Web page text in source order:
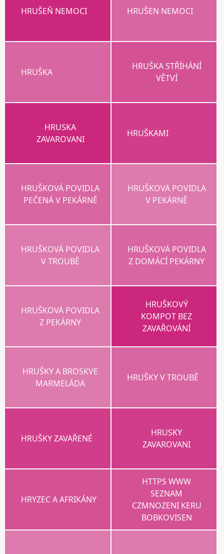
HRUŠEŇ NEMOCI HRUŠEN NEMOCI
HRUŠKA
HRUŠKA STŘÍHÁNÍ
VĚTVÍ
HRUSKA
ZAVAROVANI
HRUŠKAMI
HRUŠKOVÁ POVIDLA
PEČENÁ V PEKÁRNĚ
HRUŠKOVÁ POVIDLA
V PEKÁRNĚ
HRUŠKOVÁ POVIDLA
V TROUBĚ
HRUŠKOVÁ POVIDLA
Z DOMÁCÍ PEKÁRNY
HRUŠKOVÁ POVIDLA
Z PEKÁRNY
HRUŠKOVÝ
KOMPOT BEZ
ZAVAŘOVÁNÍ
HRUŠKY A BROSKVE
MARMELÁDA
HRUŠKY V TROUBĚ
HRUŠKY ZAVAŘENÉ
HRUSKY
ZAVAROVANI
HRYZEC A AFRIKÁNY
HTTPS WWW
SEZNAM
CZMNOZENI KERU
BOBKOVISEN